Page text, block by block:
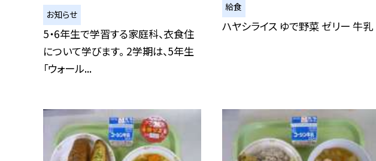
お知らせ
5・6年生で学習する家庭科、衣食住
について学びます。 2学期は、5年生
「ウォール...
給食
ハヤシライス ゆで野菜 ゼリー 牛乳